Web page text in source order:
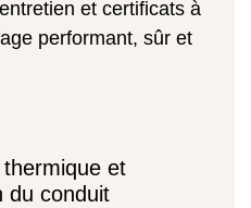
et certificats à
performant, sûr et
et
du conduit